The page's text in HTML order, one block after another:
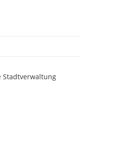
Stadtverwaltung